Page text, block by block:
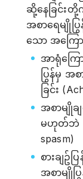
ဆို့နေခြင်း
အစာရေမျိုပ
သော အကြောင်
အာရုံကြေ
ပြွန်မှ အ
ခြင်း
အစာမျိုခ
မဟုတ်ဘဲ က
spasm)
စားချဥ်
အစာမျိုပ